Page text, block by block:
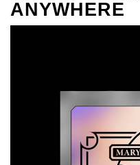
BESUCH
ANYWHERE